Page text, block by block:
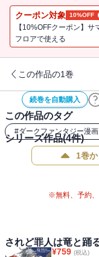
モルディーン十二翼将
力を見せつけた彼女は、
ガユスとギギナに狙い
超人気暗黒ライトノベ
クーポン対象 10%OFF
【10%OFFクーポン】
フロアで使える
この作品の1巻
続巻を自動購入
この作品のタグ
#ダークファンタジー漫画
シリーズ作品(4件)
1巻
※無料、予約、
されど罪人は竜と踊
¥759 (税込)